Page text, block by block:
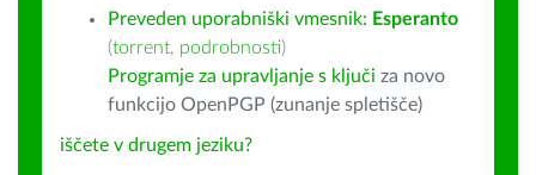
Preveden uporabniški vmesnik: Esperanto
(torrent, podrobnosti)
Programje za upravljanje s ključi za novo
funkcijo OpenPGP (zunanje spletišče)
iščete v drugem jeziku?